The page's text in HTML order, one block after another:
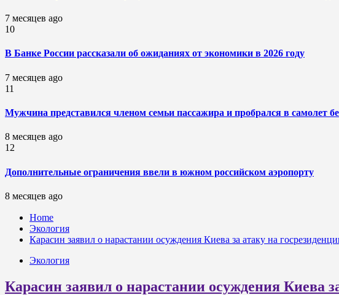
7 месяцев ago
10
В Банке России рассказали об ожиданиях от экономики в 2026 году
7 месяцев ago
11
Мужчина представился членом семьи пассажира и пробрался в самолет
8 месяцев ago
12
Дополнительные ограничения ввели в южном российском аэропорту
8 месяцев ago
Home
Экология
Карасин заявил о нарастании осуждения Киева за атаку на
Экология
Карасин заявил о нарастании осуждения Киева